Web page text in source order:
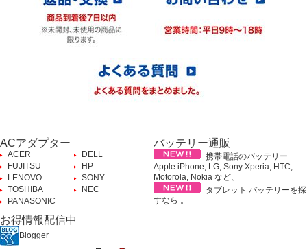
ACアダプター
ACER
DELL
FUJITSU
HP
LENOVO
SONY
TOSHIBA
NEC
PANASONIC
バッテリー通販
携帯電話のバッテリー
Apple iPhone, LG, Sony Xperia, HTC,
Motorola, Nokia など、
タブレット バッテリーを探
すなら 。
お得情報配信中
Blogger